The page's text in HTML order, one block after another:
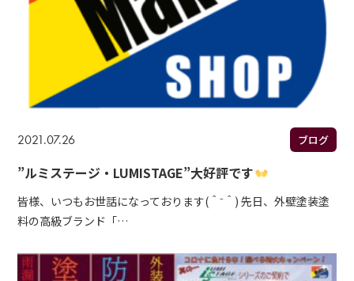
2021.07.26 ブログ
”ルミステージ・LUMISTAGE”大好評です
皆様、いつもお世話になっております(＾⁻＾) 先日、外壁塗装塗
料の高級ブランド「…